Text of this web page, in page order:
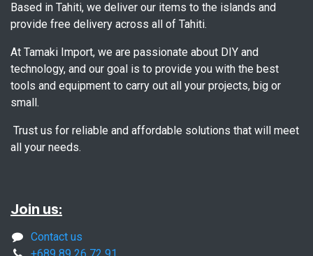
Based in Tahiti, we deliver our items to the islands and
provide free delivery across all of Tahiti.
At Tamaki Import, we are passionate about DIY and
technology, and our goal is to provide you with the best
tools and equipment to carry out all your projects, big or
small.
Trust us for reliable and affordable solutions that will meet
all your needs.
Join us:
Contact us